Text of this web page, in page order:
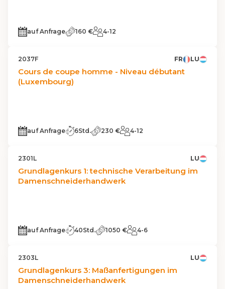
auf Anfrage 160 € 4-12
2037F FR LU
Cours de coupe homme - Niveau débutant
(Luxembourg)
auf Anfrage 6Std. 230 € 4-12
2301L LU
Grundlagenkurs 1: technische Verarbeitung im
Damenschneiderhandwerk
auf Anfrage 40Std. 1050 € 4-6
2303L LU
Grundlagenkurs 3: Maßanfertigungen im
Damenschneiderhandwerk